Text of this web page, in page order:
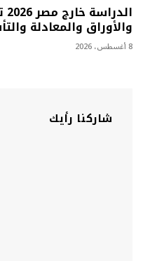
والأوراق والمعادلة
8 أغسطس، 2026
شاركنا رأيك